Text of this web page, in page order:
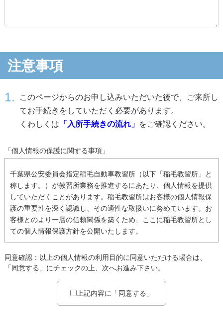
注意事項
1.
このページからのお申し込みいただいた後で、ご来所し
てお手続きをしていただく必要があります。
くわしくは 「入所手続きの流れ」 をご確認ください。
「個人情報の保護に関する事項」
千葉県公安委員会指定稲毛自動車教習所（以下「稲毛教習所」と
称します。）が教習所業務を推進するにあたり、個人情報を提供
していただくことがあります。稲毛教習所はお客様の個人情報保
護の重要性を深く認識し、その適性な取扱いに努めています。お
客様とのより一層の信頼関係を築くため、ここに稲毛教習所とし
ての個人情報保護方針を公開いたします。
稲毛教習所が取得したお客様の個人情報は、次の目的で利用し
ます。
稲毛教習所で実施する免許取得のための教習を実施するた
稲毛教習所で実施する講習、認定教育を実施するため。
稲毛教習所で実施する教習、講習、認定教育に関する内容の
同意確認：以上の個人情報の利用目的に同意いただける場合は、
「同意する」にチェックの上、次へお進み下さい。
上記内容に「同意する」